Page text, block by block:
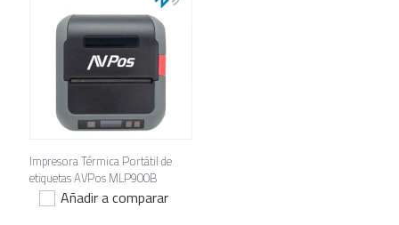
Impresora Térmica Portátil de
etiquetas AVPos MLP900B
Añadir a comparar